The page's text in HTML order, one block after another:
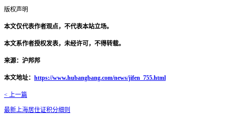
版权声明
本文仅代表作者观点，不代表本站立场。
本文系作者授权发表，未经许可，不得转载。
来源：沪邦邦
本文地址： https://www.hubangbang.com/news/jifen_755.html
< 上一篇
最新上海居住证积分细则